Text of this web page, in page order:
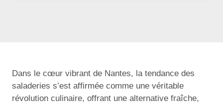
Dans le cœur vibrant de Nantes, la tendance des
saladeries s’est affirmée comme une véritable
révolution culinaire, offrant une alternative fraîche,